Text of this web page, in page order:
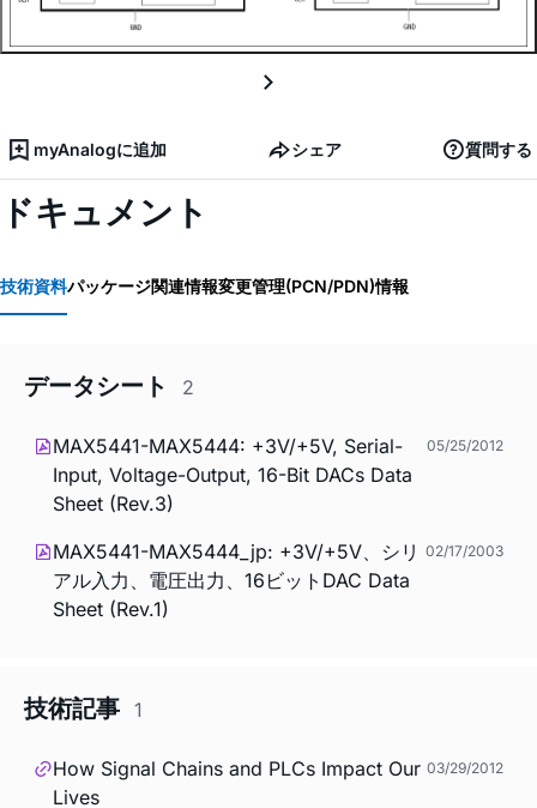
myAnalogに追加 シェア 質問する
ドキュメント
技術資料パッケージ関連情報変更管理(PCN/PDN)情報
データシート 2
MAX5441-MAX5444: +3V/+5V, Serial-
Input, Voltage-Output, 16-Bit DACs Data
Sheet (Rev.3)
05/25/2012
MAX5441-MAX5444_jp: +3V/+5V、シリ
アル入力、電圧出力、16ビットDAC Data
Sheet (Rev.1)
02/17/2003
技術記事 1
How Signal Chains and PLCs Impact Our
Lives
03/29/2012